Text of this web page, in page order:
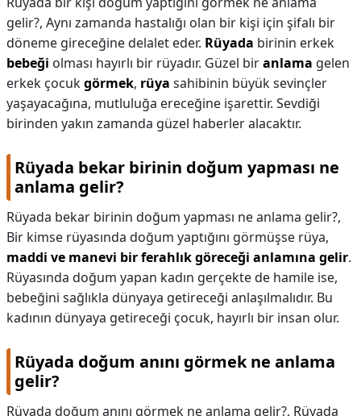
gelir?, Aynı zamanda hastalığı olan bir kişi için şifalı bir
döneme gireceğine delalet eder. Rüyada birinin erkek
bebeği olması hayırlı bir rüyadır. Güzel biranlama gelen
erkek çocukgörmek, rüya sahibinin büyük sevinçler
yaşayacağına, mutluluğa ereceğine işarettir. Sevdiği
birinden yakın zamanda güzel haberler alacaktır.
Rüyada bekar birinin doğum yapması ne
anlama gelir?
Rüyada bekar birinin doğum yapması ne anlama gelir?,
Bir kimse rüyasında doğum yaptığını görmüşse rüya,
maddi ve manevi bir ferahlık göreceği anlamına gelir.
Rüyasında doğum yapan kadın gerçekte de hamile ise,
bebeğini sağlıkla dünyaya getireceği anlaşılmalıdır. Bu
kadının dünyaya getireceği çocuk, hayırlı bir insan olur.
Rüyada doğum anını görmek ne anlama
gelir?
Rüyada doğum anını görmek ne anlama gelir?, Rüyada